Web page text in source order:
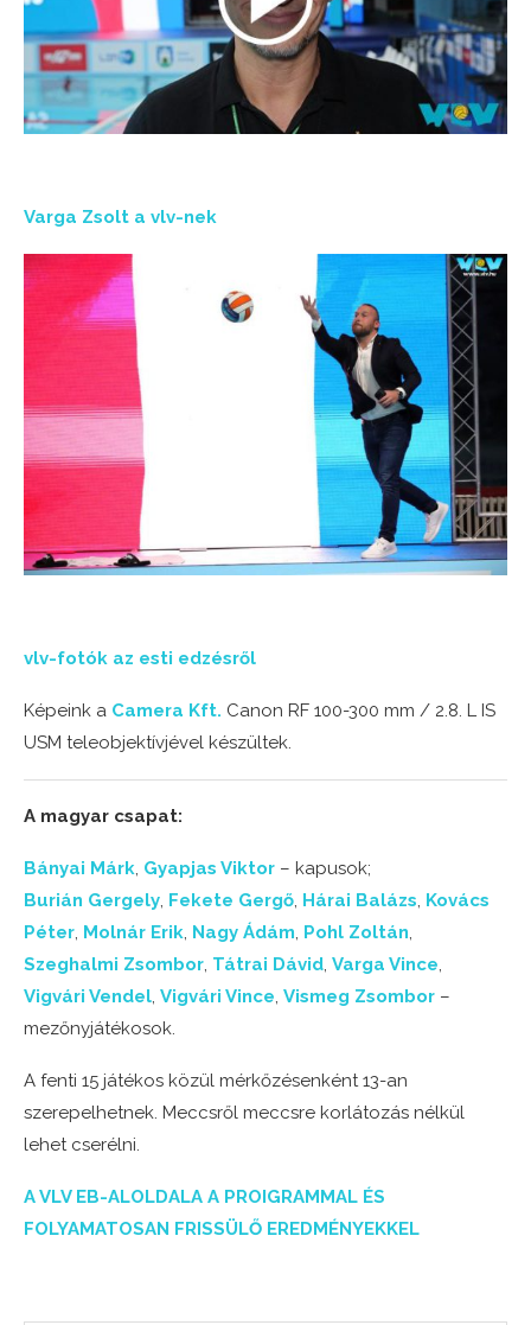
Varga Zsolt a vlv-nek
vlv-fotók az esti edzésről
Képeink a Camera Kft. Canon RF 100-300 mm / 2.8. L IS
USM teleobjektívjével készültek.
A magyar csapat:
Bányai Márk, Gyapjas Viktor – kapusok;
Burián Gergely, Fekete Gergő, Hárai Balázs, Kovács
Péter, Molnár Erik, Nagy Ádám, Pohl Zoltán,
Szeghalmi Zsombor, Tátrai Dávid, Varga Vince,
Vigvári Vendel, Vigvári Vince, Vismeg Zsombor –
mezőnyjátékosok.
A fenti 15 játékos közül mérkőzésenként 13-an
szerepelhetnek. Meccsről meccsre korlátozás nélkül
lehet cserélni.
A VLV EB-ALOLDALA A PROIGRAMMAL ÉS
FOLYAMATOSAN FRISSÜLŐ EREDMÉNYEKKEL